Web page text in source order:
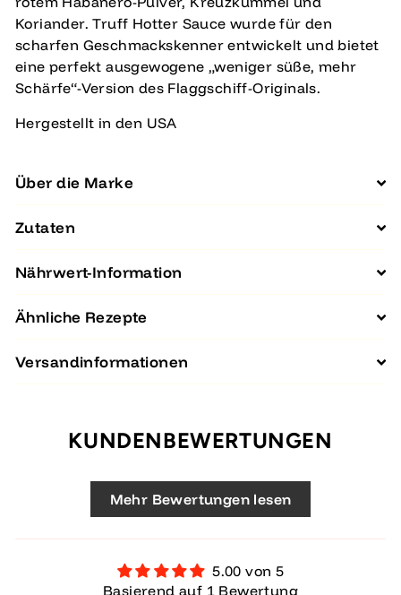
Koriander. Truff Hotter Sauce wurde für den
scharfen Geschmackskenner entwickelt und bietet
eine perfekt ausgewogene „weniger süße, mehr
Schärfe“-Version des Flaggschiff-Originals.
Hergestellt in den USA
Über die Marke
Zutaten
Nährwert-Information
Ähnliche Rezepte
Versandinformationen
KUNDENBEWERTUNGEN
Mehr Bewertungen lesen
5.00 von 5
Basierend auf 1 Bewertung